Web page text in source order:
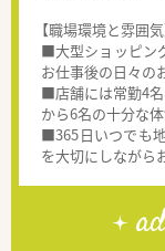
【職場環境と雰囲気
■大型ショッピン
お仕事後の日々の
■店舗には常勤4名
から6名の十分な
■365日いつでも
を大切にしながら